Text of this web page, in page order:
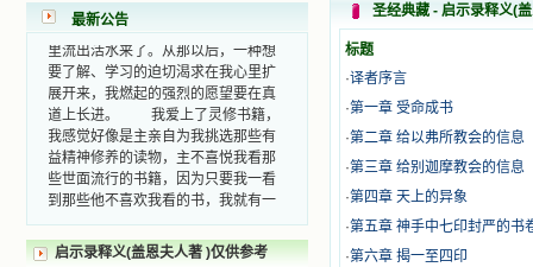
最新公告
味，我就更用力去舔，最后从这本书
里流出活水来了。从那以后，一种想
要了解、学习的迫切渴求在我心里扩
展开来，我燃起的强烈的愿望要在真
道上长进。 我爱上了灵修书籍，
我感觉好像是主亲自为我挑选那些有
益精神修养的读物，主不喜悦我看那
些世面流行的书籍，因为只要我一看
到那些他不喜欢我看的书，我就有一
地防护着我，从那以后我从未读过一
本不良的书籍。 善良的书使人向
启示录释义(盖恩夫人著 )仅供参考
圣经典藏 - 启示录释义(
标题
·译者序言
·第一章 受命成书
·第二章 给以弗所教会的信息
·第三章 给别迦摩教会的信息
·第四章 天上的异象
·第五章 神手中七印封严的书
·第六章 揭一至四印